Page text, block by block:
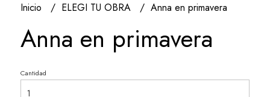
Inicio ELEGI TU OBRA Anna en primavera
Anna en primavera
Cantidad